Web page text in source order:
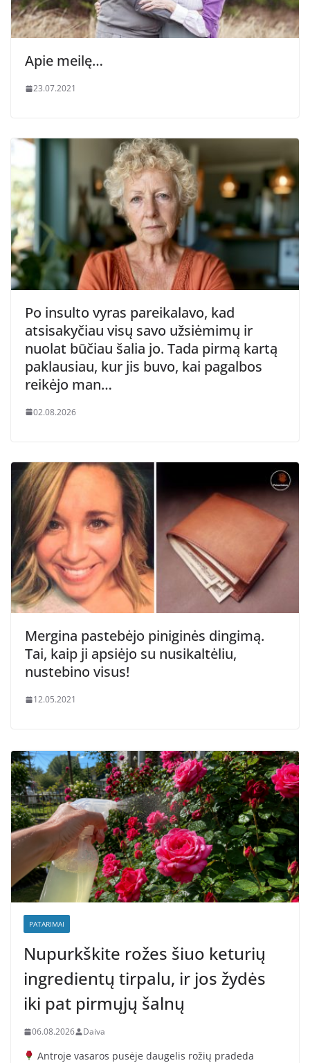
Apie meilę…
23.07.2021
Po insulto vyras pareikalavo, kad
atsisakyčiau visų savo užsiėmimų ir
nuolat būčiau šalia jo. Tada pirmą kartą
paklausiau, kur jis buvo, kai pagalbos
reikėjo man…
02.08.2026
Mergina pastebėjo piniginės dingimą.
Tai, kaip ji apsiėjo su nusikaltėliu,
nustebino visus!
12.05.2021
PATARIMAI
Nupurkškite rožes šiuo keturių
ingredientų tirpalu, ir jos žydės
iki pat pirmųjų šalnų
06.08.2026 Daiva
Antroje vasaros pusėje daugelis rožių pradeda